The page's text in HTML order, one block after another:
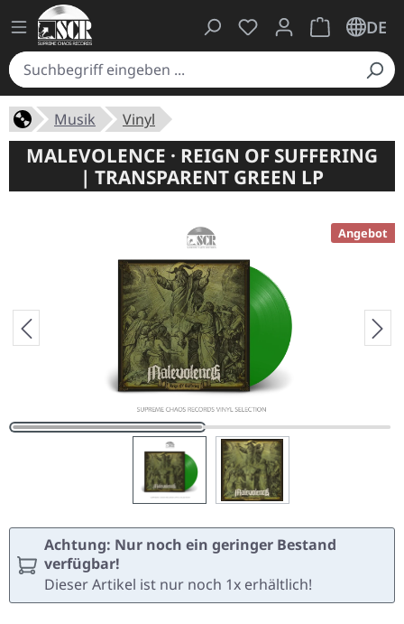
Du hast 0 Produkte
Warenkorb
DE
Musik Vinyl
MALEVOLENCE · REIGN OF SUFFERING
| TRANSPARENT GREEN LP
Angebot
Achtung: Nur noch ein geringer Bestand
verfügbar!
Dieser Artikel ist nur noch 1x erhältlich!